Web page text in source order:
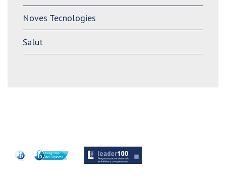
Noves Tecnologies
Salut